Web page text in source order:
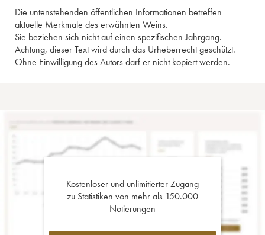
Die untenstehenden öffentlichen Informationen betreffen
aktuelle Merkmale des erwähnten Weins.
Sie beziehen sich nicht auf einen spezifischen Jahrgang.
Achtung, dieser Text wird durch das Urheberrecht geschützt.
Ohne Einwilligung des Autors darf er nicht kopiert werden.
Kostenloser und unlimitierter Zugang
zu Statistiken von mehr als 150.000
Notierungen